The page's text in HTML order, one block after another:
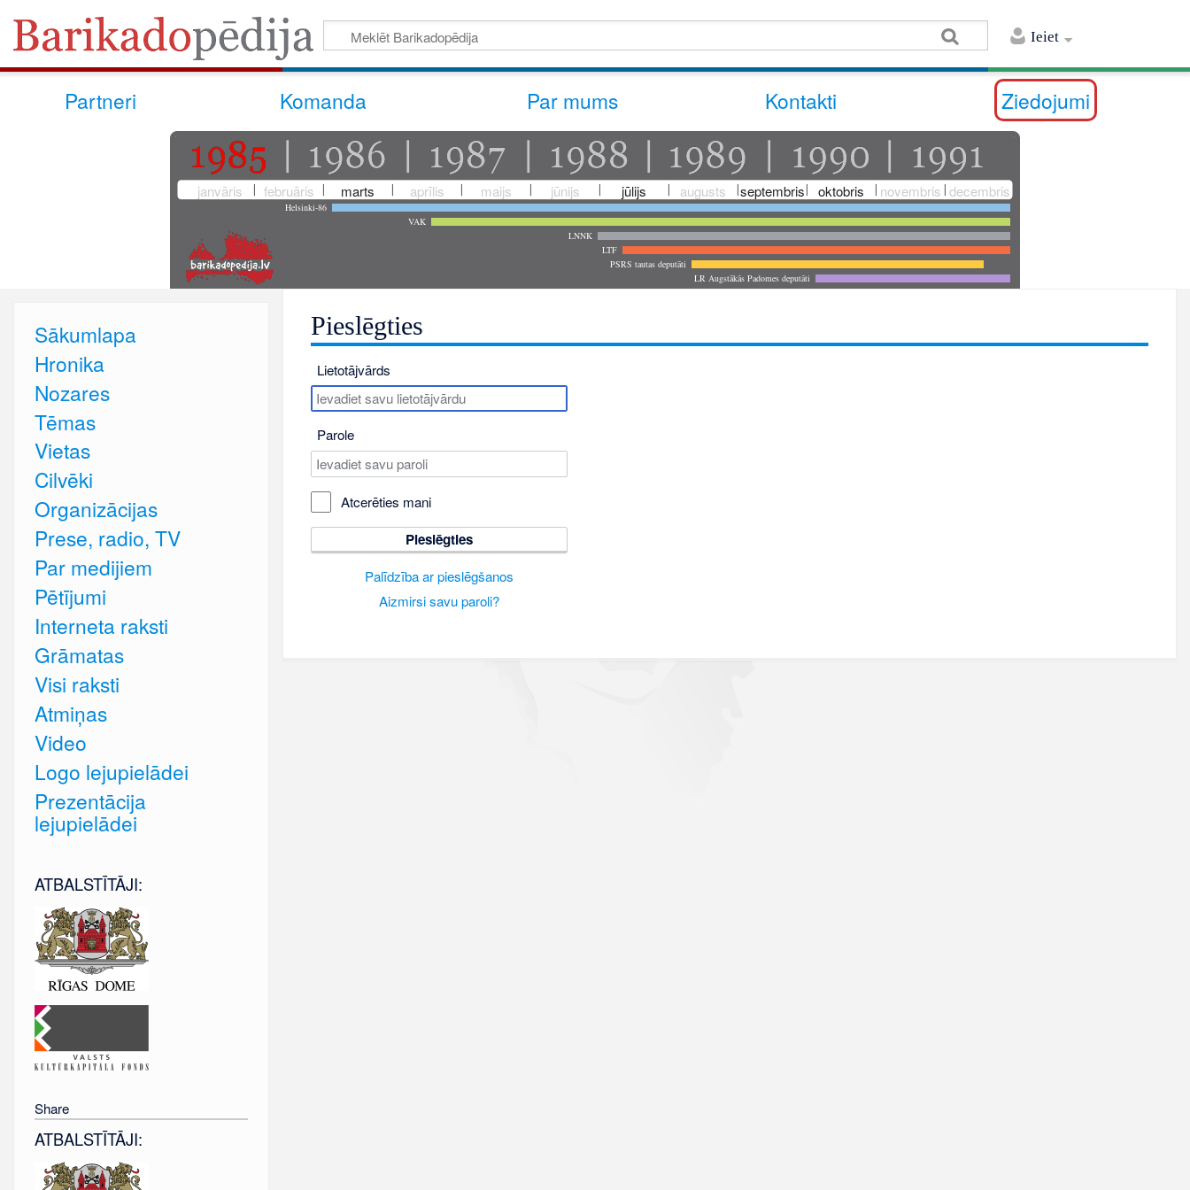
Ieiet
Partneri Komanda Par mums Kontakti Ziedojumi
janvāris februāris marts aprīlis maijs jūnijs jūlijs augusts septembris oktobris novembris decembris
Helsinki-86
VAK
LNNK
LTF
PSRS tautas deputāti
LR Augstākās Padomes deputāti
Pieslēgties
Lietotājvārds
Parole
Atcerēties mani
Pieslēgties
Palīdzība ar pieslēgšanos
Aizmirsi savu paroli?
Sākumlapa
Hronika
Nozares
Tēmas
Vietas
Cilvēki
Organizācijas
Prese, radio, TV
Par medijiem
Pētījumi
Interneta raksti
Grāmatas
Visi raksti
Atmiņas
Video
Logo lejupielādei
Prezentācija
lejupielādei
ATBALSTĪTĀJI:
Share
ATBALSTĪTĀJI: